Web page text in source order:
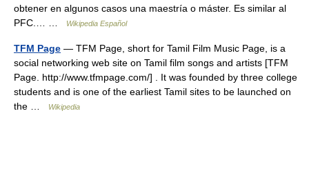
obtener en algunos casos una maestría o máster. Es similar al
PFC.… …
Wikipedia Español
TFM Page — TFM Page, short for Tamil Film Music Page, is a
social networking web site on Tamil film songs and artists [TFM
Page. http://www.tfmpage.com/] . It was founded by three college
students and is one of the earliest Tamil sites to be launched on
the …
Wikipedia